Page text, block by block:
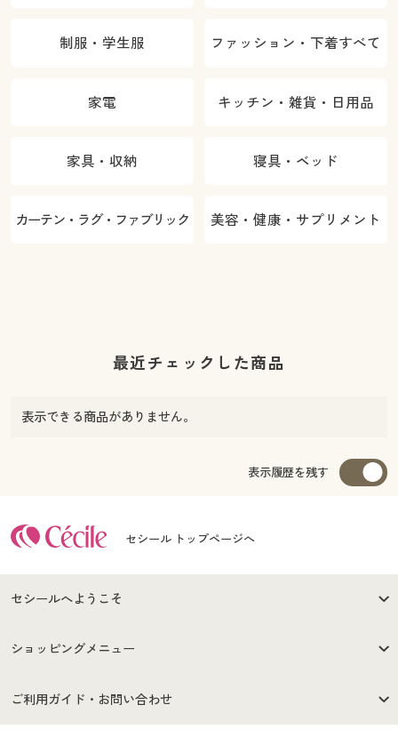
制服・学生服 ファッション・下着すべて
家電 キッチン・雑貨・日用品
家具・収納 寝具・ベッド
カーテン・ラグ・ファブリック 美容・健康・サプリメント
最近チェックした商品
表示できる商品がありません。
表示履歴を残す
セシール トップページへ
セシールへようこそ
はじめての方へ
セシールご利用規約
ショッピングメニュー
商品カテゴリ
ご利用ガイド・お問い合わせ